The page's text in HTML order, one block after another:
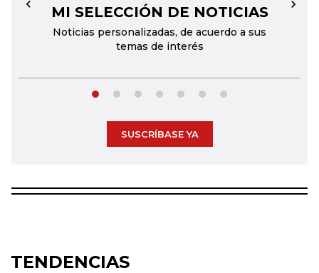
MI SELECCIÓN DE NOTICIAS
Noticias personalizadas, de acuerdo a sus
temas de interés
← →
SUSCRÍBASE YA
TENDENCIAS